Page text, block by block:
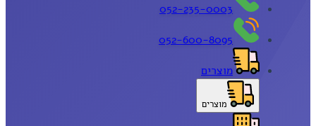
052-235-0003
052-600-8095
מוצרים
מוצרים